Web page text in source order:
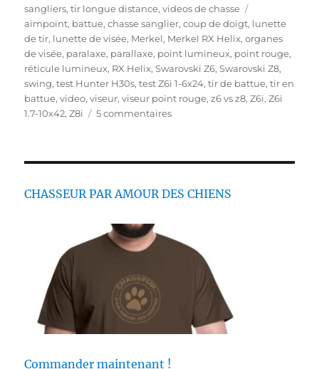
b
l
i
é
l
e
t
é
g
o
r
i
e
s
sangliers,tir longue distance,videos de chasse
t
i
q
u
e
t
aimpoint, battue,chasse sanglier,coup de doigt, lunette
de tir, lunette de visée, Merkel, Merkel RX Helix,organes
de visée, paralaxe, parallaxe, point lumineux, point rouge,
réticule lumineux, RX Helix,Swarovski Z6,Swarovski Z8,
swing,test Hunter H30s,test Z6i 1-6x24,tir de battue,tir en
battue,video,viseur,viseur point rouge,z6 vs z8,Z6i,Z6i
1.7-10x42,Z8i 5 commentairess
s
o
CHASSEUR PAR AMOUR DES CHIENS
Commander maintenant !